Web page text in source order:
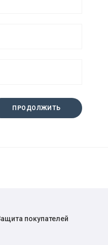
ПРОДОЛЖИТЬ
покупателей